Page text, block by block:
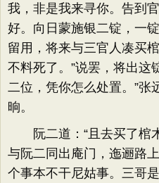
我，非是我来寻你。告到
好。向日蒙施银二锭，一
留用，将来与三官人凑买
不料死了。”说罢，将出这
二位，凭你怎么处置。”张
晌。
阮二道：“且去买了棺木
与阮二同出庵门，迤逦路
个事本不干尼姑事。三哥